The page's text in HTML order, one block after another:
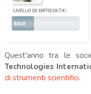
Quest'anno tra le
Technologies
di strumenti scientifici.